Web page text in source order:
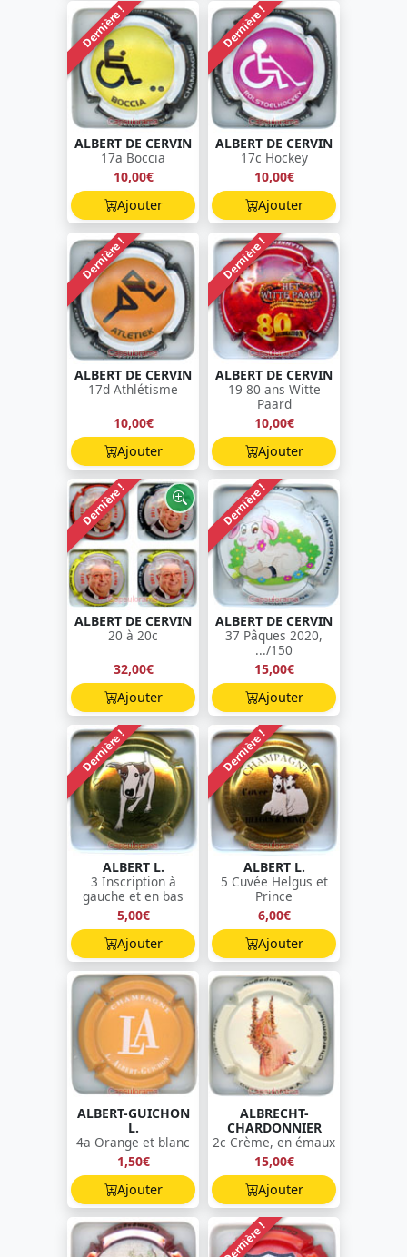
Dernière !
ALBERT DE CERVIN
17a Boccia
10,00€
Ajouter
Dernière !
ALBERT DE CERVIN
17c Hockey
10,00€
Ajouter
Dernière !
ALBERT DE CERVIN
17d Athlétisme
10,00€
Ajouter
Dernière !
ALBERT DE CERVIN
19 80 ans Witte
Paard
10,00€
Ajouter
Dernière !
ALBERT DE CERVIN
20 à 20c
32,00€
Ajouter
Dernière !
ALBERT DE CERVIN
37 Pâques 2020,
.../150
15,00€
Ajouter
Dernière !
ALBERT L.
3 Inscription à
gauche et en bas
5,00€
Ajouter
Dernière !
ALBERT L.
5 Cuvée Helgus et
Prince
6,00€
Ajouter
ALBERT-GUICHON
L.
4a Orange et blanc
1,50€
Ajouter
ALBRECHT-
CHARDONNIER
2c Crème, en émaux
15,00€
Ajouter
Dernière !